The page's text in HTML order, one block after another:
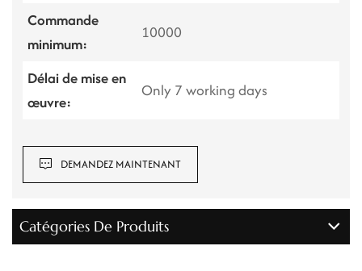
Commande
minimum:
10000
Délai de mise en
œuvre:
Only 7 working days
DEMANDEZ MAINTENANT
Catégories De Produits